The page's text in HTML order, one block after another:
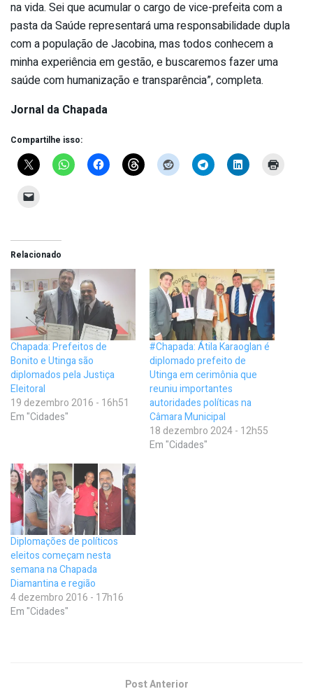
na vida. Sei que acumular o cargo de vice-prefeita com a
pasta da Saúde representará uma responsabilidade dupla
com a população de Jacobina, mas todos conhecem a
minha experiência em gestão, e buscaremos fazer uma
saúde com humanização e transparência”, completa.
Jornal da Chapada
Compartilhe isso:
Relacionado
Chapada: Prefeitos de
Bonito e Utinga são
diplomados pela Justiça
Eleitoral
19 dezembro 2016 - 16h51
Em "Cidades"
#Chapada: Átila Karaoglan é
diplomado prefeito de
Utinga em cerimônia que
reuniu importantes
autoridades políticas na
Câmara Municipal
18 dezembro 2024 - 12h55
Em "Cidades"
Diplomações de políticos
eleitos começam nesta
semana na Chapada
Diamantina e região
4 dezembro 2016 - 17h16
Em "Cidades"
Post Anterior